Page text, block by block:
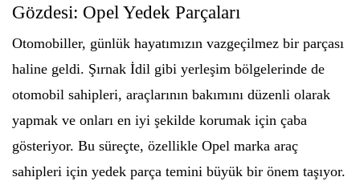
Gözdesi: Opel Yedek Parçaları
Otomobiller, günlük hayatımızın vazgeçilmez bir parçası
haline geldi. Şırnak İdil gibi yerleşim bölgelerinde de
otomobil sahipleri, araçlarının bakımını düzenli olarak
yapmak ve onları en iyi şekilde korumak için çaba
gösteriyor. Bu süreçte, özellikle Opel marka araç
sahipleri için yedek parça temini büyük bir önem taşıyor.